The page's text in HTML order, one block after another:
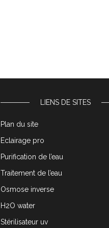
LIENS DE SITES
Plan du site
Eclairage pro
Purification de l’eau
Traitement de l’eau
Osmose inverse
H2O water
Stérilisateur uv